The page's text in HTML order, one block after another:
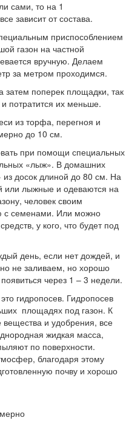
сами, то на 1
зависит от состава.
приспособлением
газон на частной
вручную. Делаем
за метром проходимся.
затем поперек площадки, так
потратится их меньше.
из торфа, перегноя и
до 10 см.
при помощи специальных
«лыж». В домашних
досок длиной до 80 см. На
или лыжные и одеваются на
человек своим
с семенами. Или можно
у кого, что будет под
день, если нет дождей, и
не заливаем, но хорошо
через 1 – 3 недели.
гидропосев. Гидропосев
площадях под газон. К
и удобрения, все
жидкая масса,
по поверхности.
благодаря этому
почву и хорошо